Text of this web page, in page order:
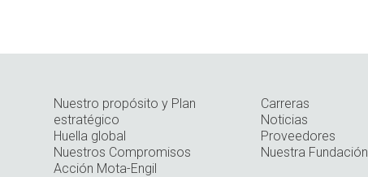
Nuestro propósito y Plan
estratégico
Huella global
Nuestros Compromisos
Acción Mota-Engil
Carreras
Noticias
Proveedores
Nuestra Fundación